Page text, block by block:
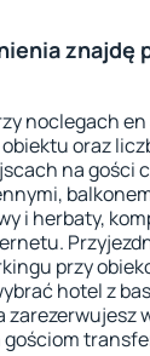
znajdę
noclegach
oraz
na gości
i herbaty,
przy
hotel z
zarezerwujesz